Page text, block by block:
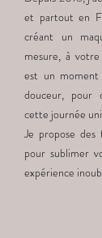
et partout en
créant un
mesure, à
est un
douceur, pour
cette journée
Je propose des
pour sublimer
expérience